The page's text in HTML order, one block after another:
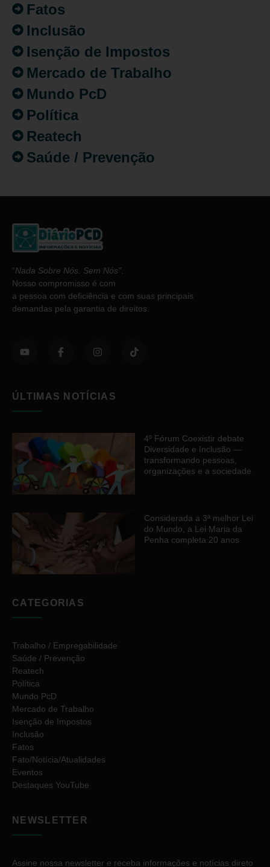
Fatos
Inclusão
Isenção de Impostos
Mercado de Trabalho
Mundo PcD
Política
Reatech
Saúde / Prevenção
“Nada Sobre Nós. Sem Nós”
Nosso compromisso é com
a pessoa com deficiência e com suas principais
demandas pela garantia de direitos.
ÚLTIMAS NOTÍCIAS
4º Fórum Coexistir debate
Diversidade e Inclusão —
transformando pessoas,
organizações e a sociedade
Considerada a 3ª melhor Lei
do Mundo, a Lei Maria da
Penha completa 20 anos
CATEGORIAS
Trabalho / Empregabilidade
Saúde / Prevenção
Reatech
Política
Mundo PcD
Mercado de Trabalho
Isenção de Impostos
Inclusão
Fatos
Fato/Notícia/Atualidades
Eventos
Destaques YouTube
NEWSLETTER
Assine nossa newsletter e receba informações e notícias direto